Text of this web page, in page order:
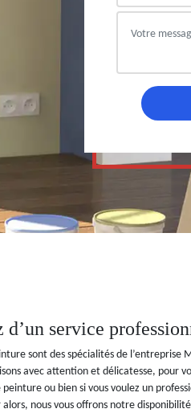
d’un service
sont des spécialités de
avec attention et délicatesse, pour
ou bien si vous voulez un
alors, nous vous offrons notre